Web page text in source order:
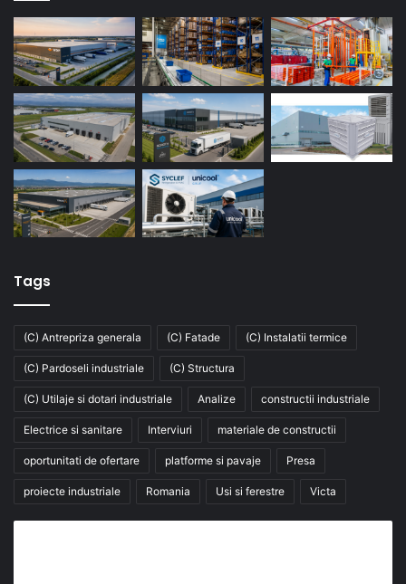
Tags
(C) Antrepriza generala (C) Fatade (C) Instalatii termice
(C) Pardoseli industriale (C) Structura
(C) Utilaje si dotari industriale Analize constructii industriale
Electrice si sanitare Interviuri materiale de constructii
oportunitati de ofertare platforme si pavaje Presa
proiecte industriale Romania Usi si ferestre Victa